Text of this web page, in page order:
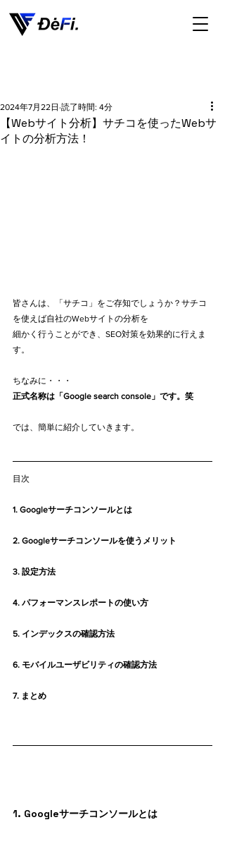
【Webサイト分析】サチコを使ったWebサ
イトの分析方法！
2024年7月22日 読了時間: 4分
皆さんは、「サチコ」をご存知でしょうか？サチコ
を使えば自社のWebサイトの分析を
細かく行うことができ、SEO対策を効果的に行えま
す。
ちなみに・・・
正式名称は「Google search console」です。笑
では、簡単に紹介していきます。
目次
1. Googleサーチコンソールとは
2. Googleサーチコンソールを使うメリット
3. 設定方法
4. パフォーマンスレポートの使い方
5. インデックスの確認方法
6. モバイルユーザビリティの確認方法
7. まとめ
1. Googleサーチコンソールとは